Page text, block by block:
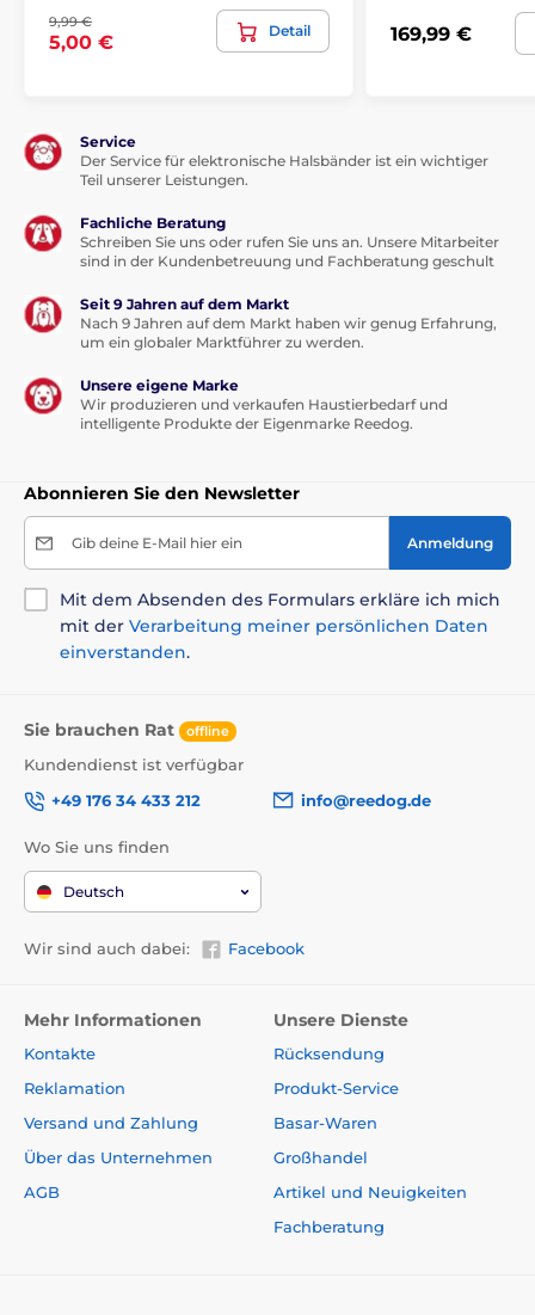
9,99 €
5,00 €
Detail 169,99 €
Service
Der Service für elektronische Halsbänder ist ein wichtiger
Teil unserer Leistungen.
Fachliche Beratung
Schreiben Sie uns oder rufen Sie uns an. Unsere Mitarbeiter
sind in der Kundenbetreuung und Fachberatung geschult
Seit 9 Jahren auf dem Markt
Nach 9 Jahren auf dem Markt haben wir genug Erfahrung,
um ein globaler Marktführer zu werden.
Unsere eigene Marke
Wir produzieren und verkaufen Haustierbedarf und
intelligente Produkte der Eigenmarke Reedog.
Abonnieren Sie den Newsletter
Gib deine E-Mail hier ein Anmeldung
Mit dem Absenden des Formulars erkläre ich mich
mit der Verarbeitung meiner persönlichen Daten
einverstanden.
Sie brauchen Rat offline
Kundendienst ist verfügbar
+49 176 34 433 212
info@reedog.de
Wo Sie uns finden
Deutsch
Wir sind auch dabei: Facebook
Mehr Informationen
Kontakte
Reklamation
Versand und Zahlung
Über das Unternehmen
AGB
Unsere Dienste
Rücksendung
Produkt-Service
Basar-Waren
Großhandel
Artikel und Neuigkeiten
Fachberatung